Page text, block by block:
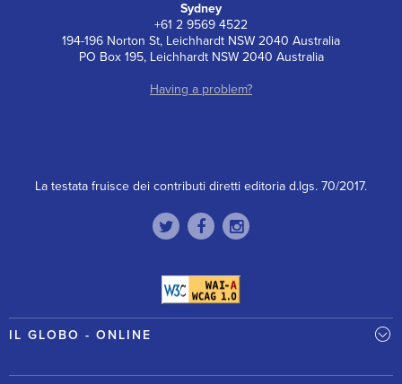
Sydney
+61 2 9569 4522
194-196 Norton St, Leichhardt NSW 2040 Australia
PO Box 195, Leichhardt NSW 2040 Australia
Having a problem?
La testata fruisce dei contributi diretti editoria d.lgs. 70/2017.
IL GLOBO - ONLINE